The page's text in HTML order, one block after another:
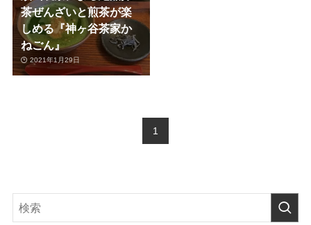
茶ぜんざいと煎茶が楽
しめる『神ヶ谷茶家か
ねごん』
2021年1月29日
1